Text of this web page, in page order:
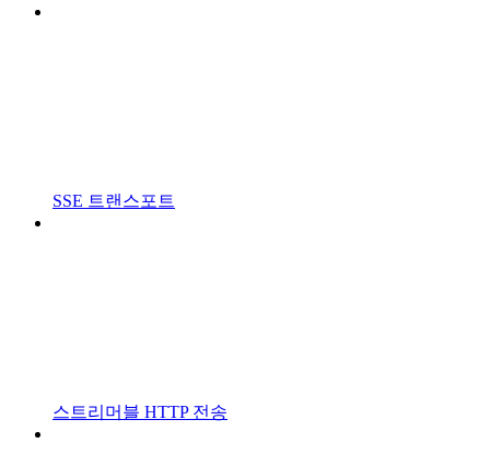
SSE 트랜스포트
스트리머블 HTTP 전송